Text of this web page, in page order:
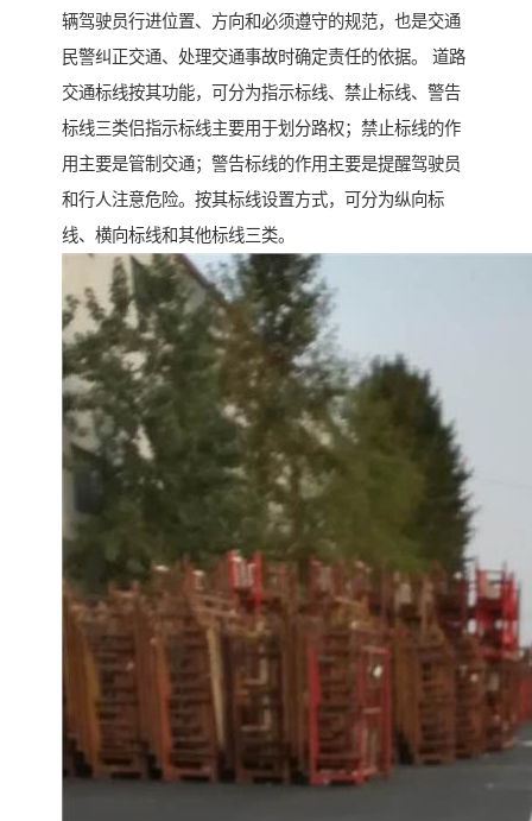
辆驾驶员行进位置、方向和必须遵守的规范，也是交通
民警纠正交通、处理交通事故时确定责任的依据。 道路
交通标线按其功能，可分为指示标线、禁止标线、警告
标线三类侣指示标线主要用于划分路权；禁止标线的作
用主要是管制交通；警告标线的作用主要是提醒驾驶员
和行人注意危险。按其标线设置方式，可分为纵向标
线、横向标线和其他标线三类。